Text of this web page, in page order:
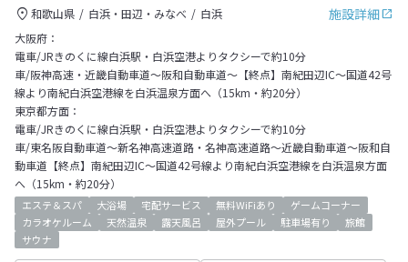
施設詳細
和歌山県 白浜・田辺・みなべ
白浜
大阪府：
電車/JRきのくに線白浜駅・白浜空港よりタクシーで約10分
車/阪神高速・近畿自動車道～阪和自動車道～【終点】南紀田辺IC～国道42号
線より南紀白浜空港線を白浜温泉方面へ（15km・約20分）
東京都方面：
電車/JRきのくに線白浜駅・白浜空港よりタクシーで約10分
車/東名阪自動車道～新名神高速道路・名神高速道路～近畿自動車道～阪和自
動車道【終点】南紀田辺IC～国道42号線より南紀白浜空港線を白浜温泉方面
へ（15km・約20分）
エステ＆スパ 大浴場 宅配サービス 無料WiFiあり
ゲームコーナー
カラオケルーム
天然温泉 露天風呂 屋外プール 駐車場有り
旅館
サウナ